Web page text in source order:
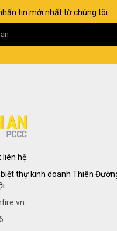
tin mới nhất từ chúng tôi.
hệ:
thự kinh doanh Thiên